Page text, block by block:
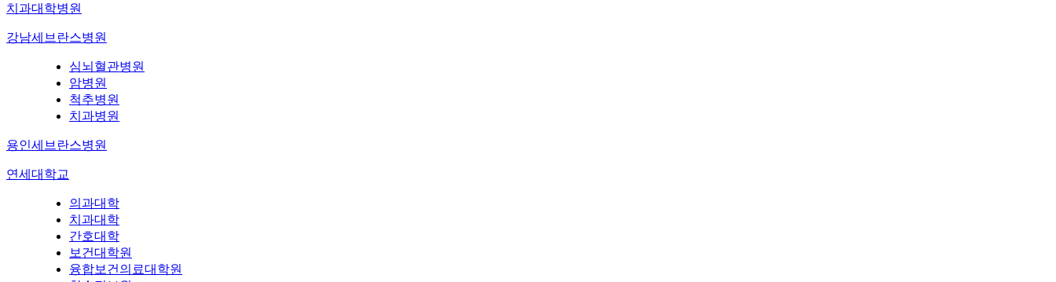
치과대학병원
강남세브란스병원
심뇌혈관병원
암병원
척추병원
치과병원
용인세브란스병원
연세대학교
의과대학
치과대학
간호대학
보건대학원
융합보건의료대학원